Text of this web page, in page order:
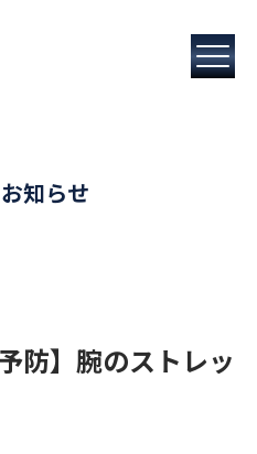
お知らせ
防】腕のストレッ